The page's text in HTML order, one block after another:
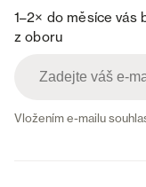
1–2× do měsíce vás
z oboru
Vložením e-mailu